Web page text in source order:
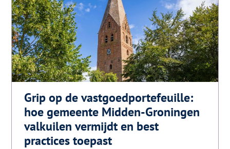
Grip op de vastgoedportefeuille:
hoe gemeente Midden-Groningen
valkuilen vermijdt en best
practices toepast